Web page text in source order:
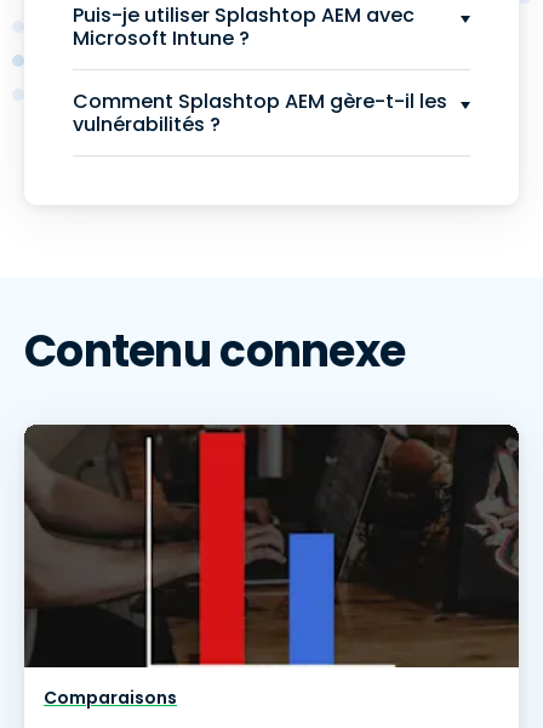
Puis-je utiliser Splashtop AEM avec
Microsoft Intune ?
Comment Splashtop AEM gère-t-il les
vulnérabilités ?
Contenu connexe
Comparaisons